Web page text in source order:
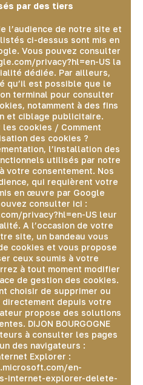
par des tiers
l’audience de notre site et
ci-dessus sont mis en
Vous pouvez consulter
privacy?hl=en-US la
dédiée. Par ailleurs,
qu’il est possible que le
terminal pour consulter
notamment à des fins
et ciblage publicitaire.
cookies / Comment
des cookies ?
l’installation des
utilisés par notre
votre consentement. Nos
qui requièrent votre
en œuvre par Google
consulter ici :
privacy?hl=en-US leur
A l’occasion de votre
site, un bandeau vous
cookies et vous propose
ceux soumis à votre
à tout moment modifier
de gestion des cookies.
choisir de supprimer ou
depuis votre
propose des solutions
DIJON BOURGOGNE
à consulter les pages
des navigateurs :
Explorer :
en-
internet-explorer-delete-